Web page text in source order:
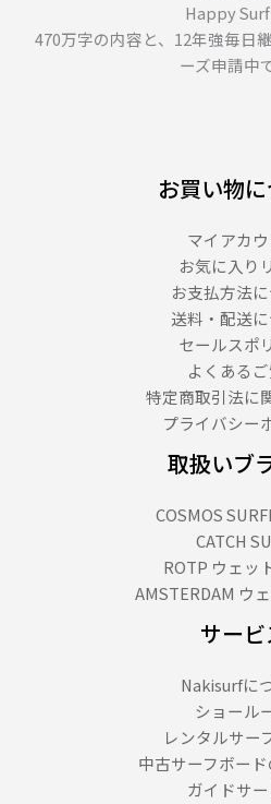
Happy
470万字の内容と、12年強毎日
ーズ申請中
お買い物
マイアカ
お気に入り
お支払方法
送料・配送
セールスポ
よくある
特定商取引法に
プライバシー
取扱いブ
COSMOS
CATCH
ROTP ウェッ
AMSTERDAM ウ
サービ
Nakisurfに
ショール
レンタルサー
中古サーフボー
ガイドサ